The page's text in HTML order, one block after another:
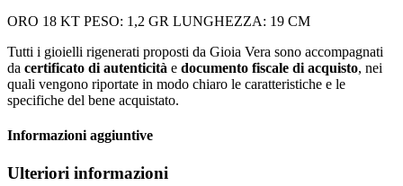
ORO 18 KT PESO: 1,2 GR LUNGHEZZA: 19 CM
Tutti i gioielli rigenerati proposti da Gioia Vera sono accompagnati
da certificato di autenticità e documento fiscale di acquisto, nei
quali vengono riportate in modo chiaro le caratteristiche e le
specifiche del bene acquistato.
Informazioni aggiuntive
Ulteriori informazioni